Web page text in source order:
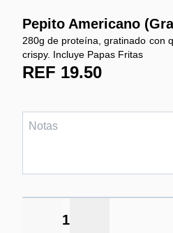
Pepito Americano
280g de proteína, gratinado con
crispy. Incluye Papas Fritas
REF 19.50
1